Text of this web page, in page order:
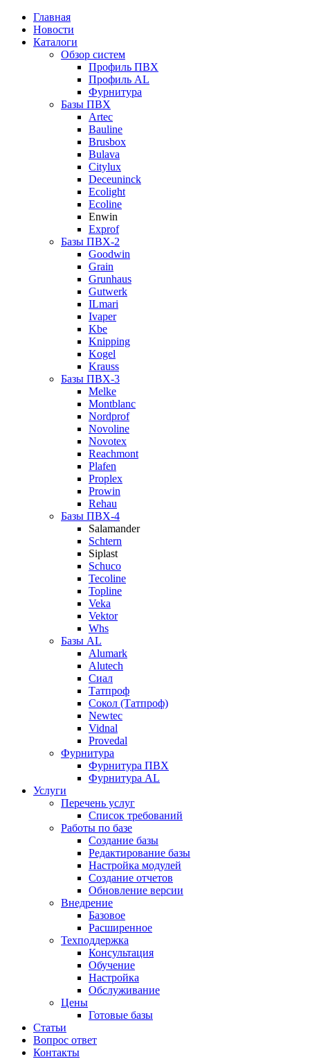
Главная
Новости
Каталоги
Обзор систем
Профиль ПВХ
Профиль AL
Фурнитура
Базы ПВХ
Artec
Bauline
Brusbox
Bulava
Citylux
Deceuninck
Ecolight
Ecoline
Enwin
Exprof
Базы ПВХ-2
Goodwin
Grain
Grunhaus
Gutwerk
ILmari
Ivaper
Kbe
Knipping
Kogel
Krauss
Базы ПВХ-3
Melke
Montblanc
Nordprof
Novoline
Novotex
Reachmont
Plafen
Proplex
Prowin
Rehau
Базы ПВХ-4
Salamander
Schtern
Siplast
Schuco
Tecoline
Topline
Veka
Vektor
Whs
Базы AL
Alumark
Alutech
Сиал
Tатпроф
Сокол (Татпроф)
Newtec
Vidnal
Provedal
Фурнитура
Фурнитура ПВХ
Фурнитура AL
Услуги
Перечень услуг
Список требований
Работы по базе
Создание базы
Редактирование базы
Настройка модулей
Создание отчетов
Обновление версии
Внедрение
Базовое
Расширенное
Техподдержка
Консультация
Обучение
Настройка
Обслуживание
Цены
Готовые базы
Статьи
Вопрос ответ
Контакты